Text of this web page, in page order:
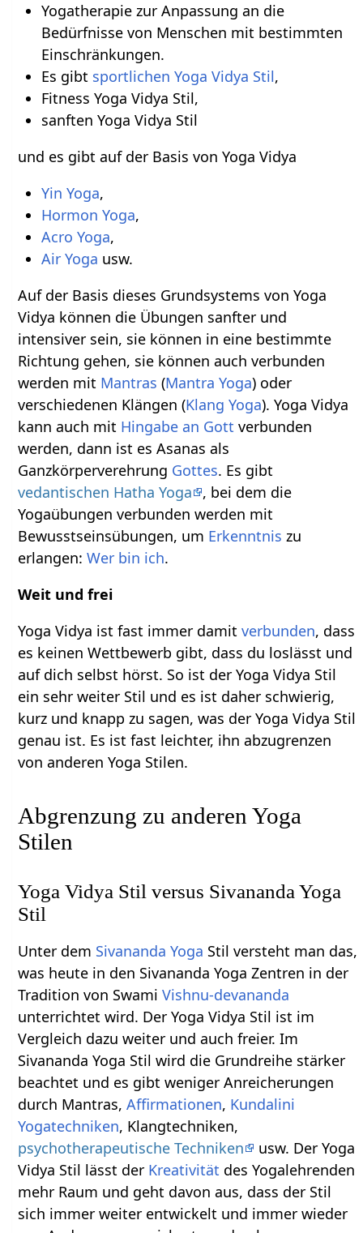
Yogatherapie zur Anpassung an die
Bedürfnisse von Menschen mit bestimmten
Einschränkungen.
Es gibt sportlichen Yoga Vidya Stil,
Fitness Yoga Vidya Stil,
sanften Yoga Vidya Stil
und es gibt auf der Basis von Yoga Vidya
Yin Yoga,
Hormon Yoga,
Acro Yoga,
Air Yoga usw.
Auf der Basis dieses Grundsystems von Yoga
Vidya können die Übungen sanfter und
intensiver sein, sie können in eine bestimmte
Richtung gehen, sie können auch verbunden
werden mit Mantras (Mantra Yoga) oder
verschiedenen Klängen (Klang Yoga). Yoga Vidya
kann auch mit Hingabe an Gott verbunden
werden, dann ist es Asanas als
Ganzkörperverehrung Gottes. Es gibt
vedantischen Hatha Yoga
, bei dem die
Yogaübungen verbunden werden mit
Bewusstseinsübungen, um Erkenntnis zu
erlangen:Wer bin ich.
Weit und frei
Yoga Vidya ist fast immer damitverbunden, dass
es keinen Wettbewerb gibt, dass du loslässt und
auf dich selbst hörst. So ist der Yoga Vidya Stil
ein sehr weiter Stil und es ist daher schwierig,
kurz und knapp zu sagen, was der Yoga Vidya Stil
genau ist. Es ist fast leichter, ihn abzugrenzen
von anderen Yoga Stilen.
Abgrenzung zu anderen Yoga
Stilen
Yoga Vidya Stil versus Sivananda Yoga
Stil
Unter dem Sivananda Yoga Stil versteht man das,
was heute in den Sivananda Yoga Zentren in der
Tradition von SwamiVishnu-devananda
unterrichtet wird. Der Yoga Vidya Stil ist im
Vergleich dazu weiter und auch freier. Im
Sivananda Yoga Stil wird die Grundreihe stärker
beachtet und es gibt weniger Anreicherungen
durch Mantras,Affirmationen, Kundalini
Yogatechniken, Klangtechniken,
psychotherapeutische Techniken
usw. Der Yoga
Vidya Stil lässt der Kreativität des Yogalehrenden
mehr Raum und geht davon aus, dass der Stil
sich immer weiter entwickelt und immer wieder